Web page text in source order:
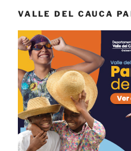
VALLE DEL CAUCA